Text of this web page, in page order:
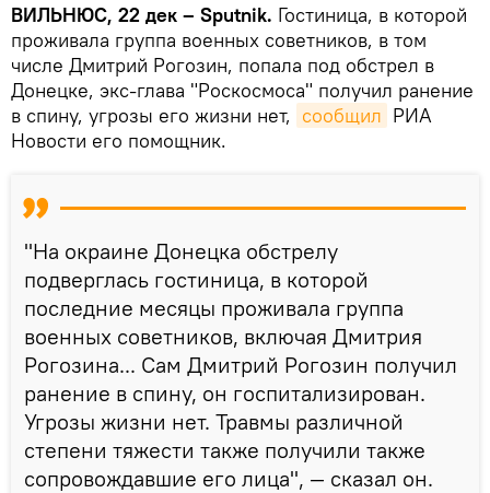
ВИЛЬНЮС, 22 дек – Sputnik. Гостиница, в которой
проживала группа военных советников, в том
числе Дмитрий Рогозин, попала под обстрел в
Донецке, экс-глава "Роскосмоса" получил ранение
в спину, угрозы его жизни нет, сообщил РИА
Новости его помощник.
"На окраине Донецка обстрелу
подверглась гостиница, в которой
последние месяцы проживала группа
военных советников, включая Дмитрия
Рогозина... Сам Дмитрий Рогозин получил
ранение в спину, он госпитализирован.
Угрозы жизни нет. Травмы различной
степени тяжести также получили также
сопровождавшие его лица", — сказал он.